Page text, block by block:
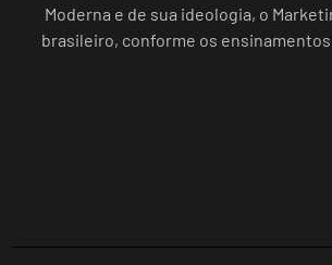
Moderna e de sua ideologia, o
brasileiro, conforme os